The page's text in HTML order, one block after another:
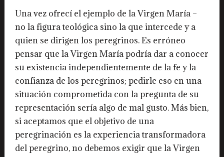
Una vez ofrecí el ejemplo de la Virgen María –
no la figura teológica sino la que intercede y a
quien se dirigen los peregrinos. Es erróneo
pensar que la Virgen María podría dar a conocer
su existencia independientemente de la fe y la
confianza de los peregrinos; pedirle eso en una
situación comprometida con la pregunta de su
representación sería algo de mal gusto. Más bien,
si aceptamos que el objetivo de una
peregrinación es la experiencia transformadora
del peregrino, no debemos exigir que la Virgen